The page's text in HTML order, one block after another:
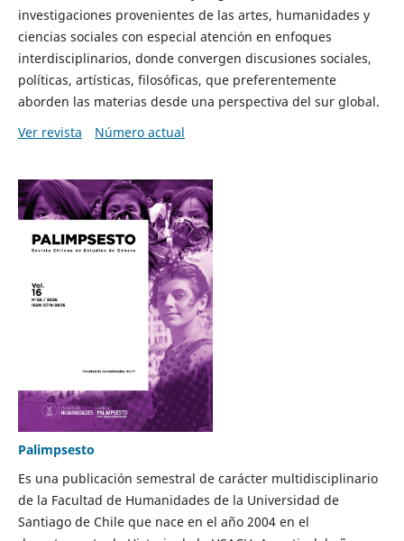
investigaciones provenientes de las artes, humanidades y
ciencias sociales con especial atención en enfoques
interdisciplinarios, donde convergen discusiones sociales,
políticas, artísticas, filosóficas, que preferentemente
aborden las materias desde una perspectiva del sur global.
Ver revista
Número actual
Palimpsesto
Es una publicación semestral de carácter multidisciplinario
de la Facultad de Humanidades de la Universidad de
Santiago de Chile que nace en el año 2004 en el